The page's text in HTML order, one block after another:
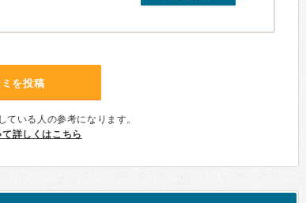
ミを投稿
いる人の参考になります。
詳しくはこちら